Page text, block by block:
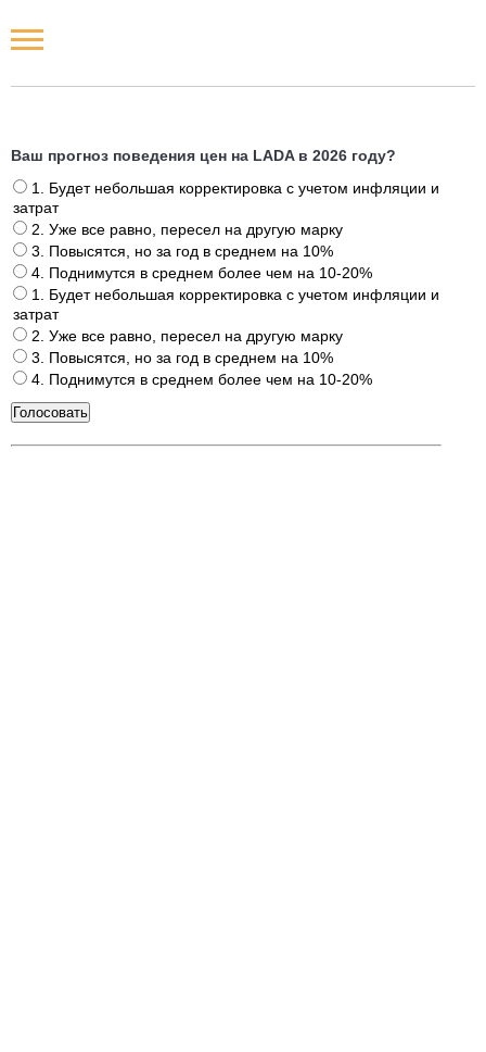
Ваш прогноз поведения цен на LADA в 2026 году?
1. Будет небольшая корректировка с учетом инфляции и
затрат
2. Уже все равно, пересел на другую марку
3. Повысятся, но за год в среднем на 10%
4. Поднимутся в среднем более чем на 10-20%
1. Будет небольшая корректировка с учетом инфляции и
затрат
2. Уже все равно, пересел на другую марку
3. Повысятся, но за год в среднем на 10%
4. Поднимутся в среднем более чем на 10-20%
Новости РФ
Новости компаний
Наши мероприятия
Статьи